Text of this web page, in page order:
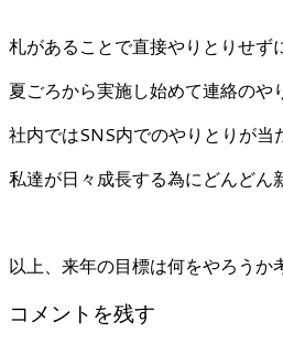
札があることで直接やりとりせず
夏ごろから実施し始めて連絡のや
社内ではSNS内でのやりとりが
私達が日々成長する為にどんどん
以上、来年の目標は何をやろうか
コメントを残す